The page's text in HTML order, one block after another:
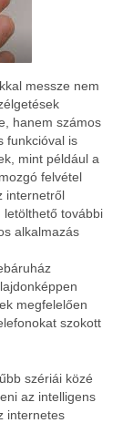
messze nem
hanem számos
funkcióval is
mint például a
felvétel
internetről
további
alkalmazás
megfelelően
szokott
szériái közé
az intelligens
internetes